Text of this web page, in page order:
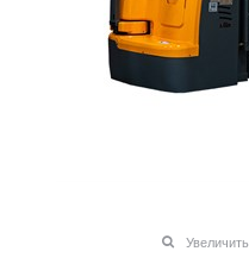
Увеличить